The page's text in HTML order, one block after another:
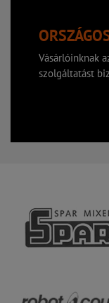
Vásárlóinknak
szolgáltatást